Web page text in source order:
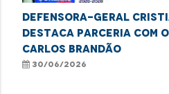
Defensora-geral
destaca parceria com
Carlos Brandão
30/06/2026